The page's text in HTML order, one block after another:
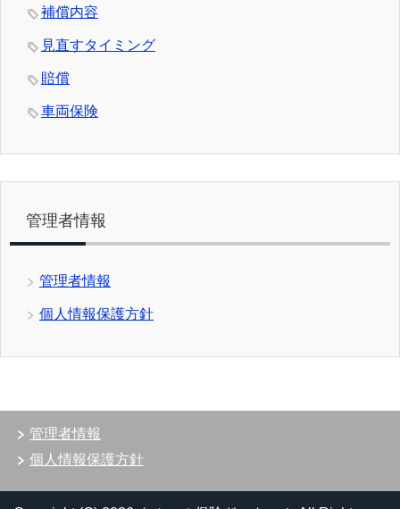
補償内容
見直すタイミング
賠償
車両保険
管理者情報
管理者情報
個人情報保護方針
管理者情報
個人情報保護方針